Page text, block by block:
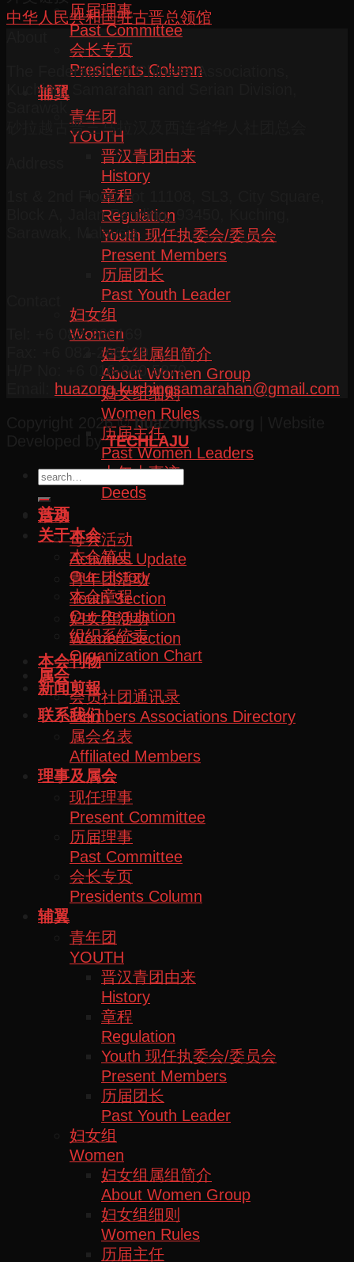
历届理事
Past Committee
会长专页
Presidents Column
辅翼
青年团
YOUTH
晋汉青团由来
History
章程
Regulation
Youth 现任执委会/委员会
Present Members
历届团长
Past Youth Leader
妇女组
Women
妇女组属组简介
About Women Group
妇女组细则
Women Rules
历届主任
Past Women Leaders
十年大事迹
Deeds
活动
母会活动
Activities Update
青年团活动
Youth Section
妇女组活动
Women Section
本会刊物
新闻剪報
联系我们
中华人民共和国驻古晋总领馆
The Federation of Chinese Associations,
Kuching, Samarahan and Serian Division,
砂拉越古晋三马拉汉及西连省华人社团总会
1st & 2nd Floor, Lot 11108, SL3, City Square,
Block A, Jalan Pending, 93450, Kuching,
Sarawak, Malaysia.
Tel: +6 082-266169
Fax: +6 082-266189
H/P No: +6 016-860 5879
huazong.kuchingsamarahan@gmail.com
Copyright 2026 ©huazongkss.org
Developed byTECHLAJU
首页
关于本会
本会简史
Our History
本会章程
Our Regulation
组织系统表
Organization Chart
属会
会员社团通讯录
Members Associations Directory
属会名表
Affiliated Members
理事及属会
现任理事
Present Committee
历届理事
Past Committee
会长专页
Presidents Column
辅翼
青年团
YOUTH
晋汉青团由来
History
章程
Regulation
Youth 现任执委会/委员会
Present Members
历届团长
Past Youth Leader
妇女组
Women
妇女组属组简介
About Women Group
妇女组细则
Women Rules
历届主任